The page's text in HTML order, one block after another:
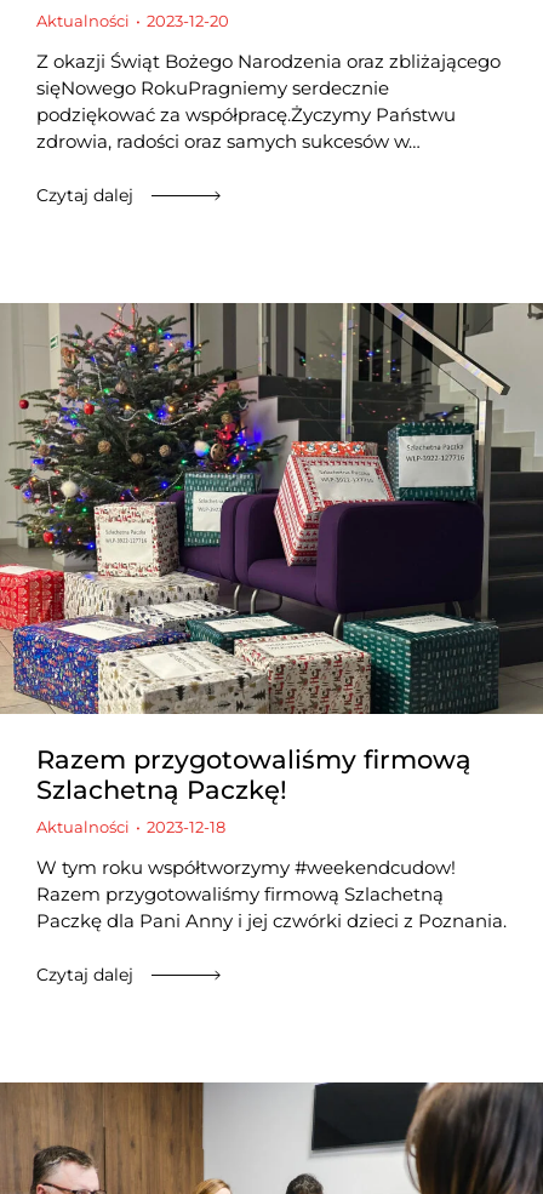
Aktualności 2023-12-20
Z okazji Świąt Bożego Narodzenia oraz zbliżającego
sięNowego RokuPragniemy serdecznie
podziękować za współpracę.Życzymy Państwu
zdrowia, radości oraz samych sukcesów w…
Czytaj dalej
Razem przygotowaliśmy firmową
Szlachetną Paczkę!
Aktualności 2023-12-18
W tym roku współtworzymy #weekendcudow!
Razem przygotowaliśmy firmową Szlachetną
Paczkę dla Pani Anny i jej czwórki dzieci z Poznania.
Czytaj dalej